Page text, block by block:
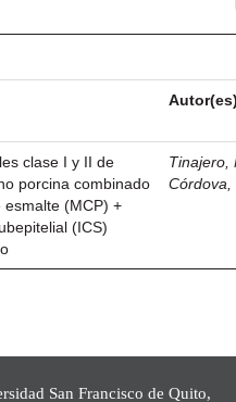
Autor(es)
clase I y II de
porcina combinado
(MCP) +
(ICS)
Tinajero,
Córdova,
San Francisco de Quito,